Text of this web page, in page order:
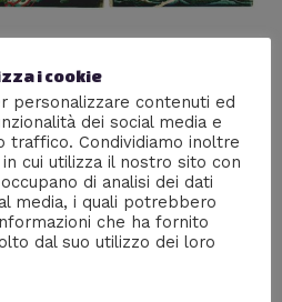
/ DiGiacomo Brasini
il dio della tempesta dello
i cookie
personalizzare contenuti ed
dei social media e
traffico. Condividiamo inoltre
cui utilizza il nostro sito con
di analisi dei dati
media, i quali potrebbero
che ha fornito
dal suo utilizzo dei loro